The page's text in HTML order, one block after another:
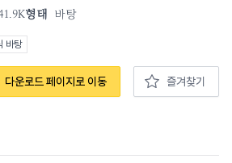
형태 바탕
바탕
다운로드 페이지로 이동 즐겨찾기